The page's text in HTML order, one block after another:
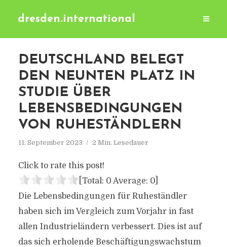
dresden.international
DEUTSCHLAND BELEGT
DEN NEUNTEN PLATZ IN
STUDIE ÜBER
LEBENSBEDINGUNGEN
VON RUHESTÄNDLERN
11. September 2023 2 Min. Lesedauer
Click to rate this post!
[Total: 0 Average: 0]
Die Lebensbedingungen für Ruheständler
haben sich im Vergleich zum Vorjahr in fast
allen Industrieländern verbessert. Dies ist auf
das sich erholende Beschäftigungswachstum